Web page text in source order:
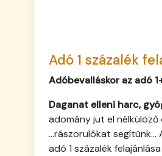
Adó 1 százalék
Adóbevalláskor az adó
Daganat elleni harc,
adomány jut el nélkülöző
...rászorulókat
adó 1 százalék